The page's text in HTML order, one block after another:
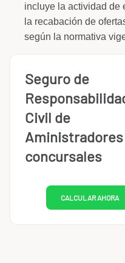
incluye la actividad de
la recabación de
según la normativa
Seguro de
Civil de
Aministradores
concursales
CALCULAR AHORA